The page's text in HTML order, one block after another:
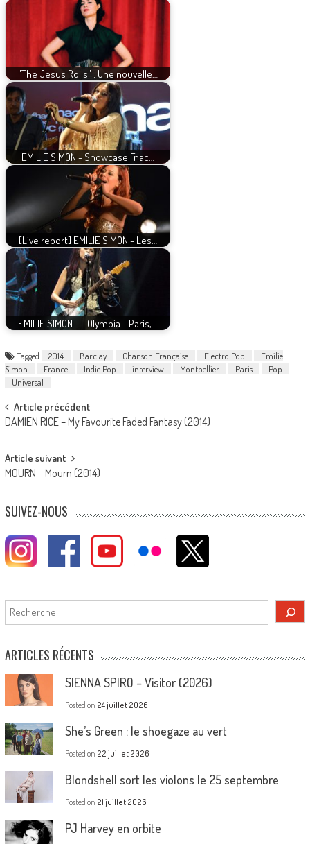
"The Jesus Rolls" : Une nouvelle…
EMILIE SIMON - Showcase Fnac…
[Live report] EMILIE SIMON - Les…
EMILIE SIMON - L'Olympia - Paris,…
Tagged 2014 Barclay Chanson Française Electro Pop
Emilie
Simon
France Indie Pop interview Montpellier Paris
Pop
Universal
Post
navigation
Article précédent
DAMIEN RICE – My Favourite Faded Fantasy (2014)
Article suivant
MOURN – Mourn (2014)
SUIVEZ-NOUS
Rechercher
ARTICLES RÉCENTS
SIENNA SPIRO – Visitor (2026)
Posted on 24 juillet 2026
She’s Green : le shoegaze au vert
Posted on 22 juillet 2026
Blondshell sort les violons le 25 septembre
Posted on 21 juillet 2026
PJ Harvey en orbite